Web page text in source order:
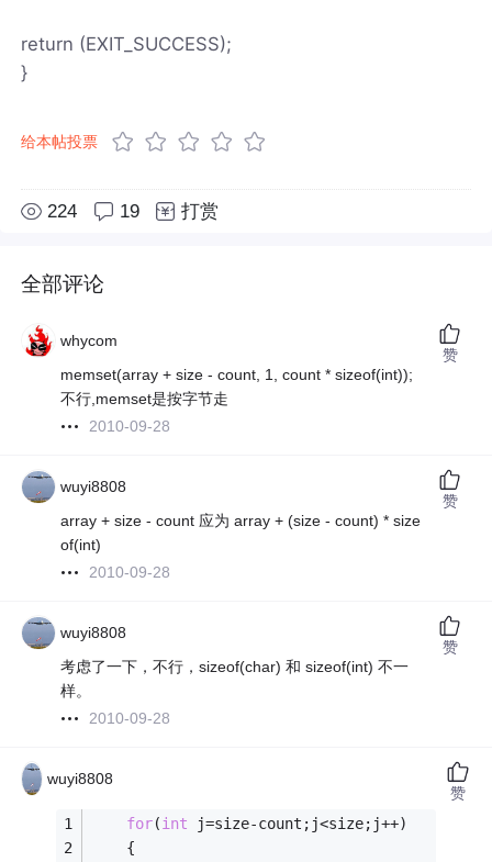
return (EXIT_SUCCESS);
}
给本帖投票
224 19 打赏
全部评论
whycom
memset(array + size - count, 1, count * sizeof(int));
不行,memset是按字节走
2010-09-28
赞
wuyi8808
array + size - count 应为 array + (size - count) * size
of(int)
2010-09-28
赞
wuyi8808
考虑了一下，不行，sizeof(char) 和 sizeof(int) 不一
样。
2010-09-28
赞
wuyi8808
for(int j=size-count;j<size;j++)
    {
赞